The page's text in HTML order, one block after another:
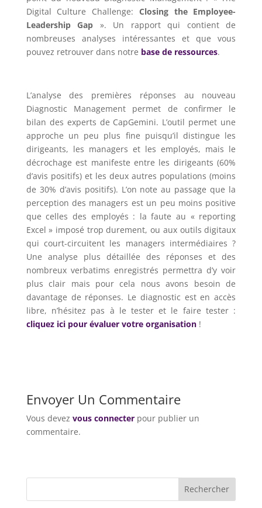
Digital Culture Challenge: Closing the Employee-
Leadership Gap ». Un rapport qui contient de
nombreuses analyses intéressantes et que vous
pouvez retrouver dans notre base de ressources.
L’analyse des premières réponses au nouveau
Diagnostic Management permet de confirmer le
bilan des experts de CapGemini. L’outil permet une
approche un peu plus fine puisqu’il distingue les
dirigeants, les managers et les employés, mais le
décrochage est manifeste entre les dirigeants (60%
d’avis positifs) et les deux autres populations (moins
de 30% d’avis positifs). L’on note au passage que la
perception des managers est un peu moins positive
que celles des employés : la faute au « reporting
Excel » imposé trop durement, ou aux outils digitaux
qui court-circuitent les managers intermédiaires ?
Une analyse plus détaillée des réponses et des
nombreux verbatims enregistrés permettra d’y voir
plus clair mais pour cela nous avons besoin de
davantage de réponses. Le diagnostic est en accès
libre, n’hésitez pas à le tester et le faire tester :
cliquez ici pour évaluer votre organisation!
Envoyer Un Commentaire
Vous devez vous connecterpour publier un
commentaire.
Rechercher